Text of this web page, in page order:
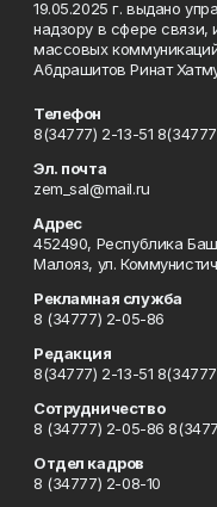
19.05.2025 г. выдано
надзору в сфере связи,
массовых
Абдрашитов Ринат
Телефон
8(34777) 2-13-51
Эл. почта
zem_sal@mail.ru
Адрес
452490, Республика
Малояз, ул.
Рекламная служба
8 (34777) 2-05-86
Редакция
8(34777) 2-13-51
Сотрудничество
8 (34777) 2-05-86
Отдел кадров
8 (34777) 2-08-10